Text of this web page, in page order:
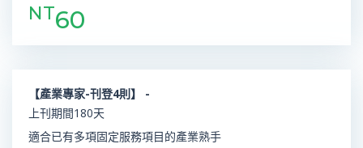
NT60
【產業專家-刊登4則】 -
上刊期間180天
適合已有多項固定服務項目的產業熟手